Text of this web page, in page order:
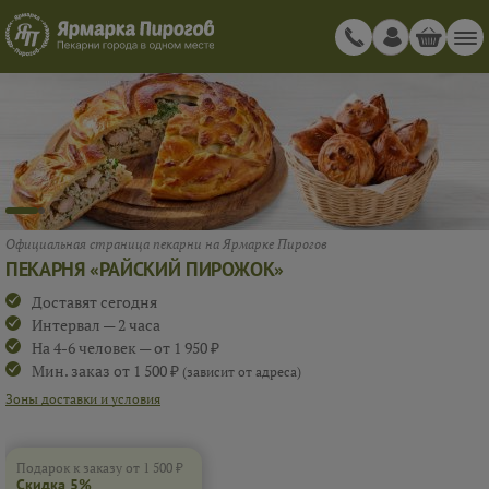
ПЕКАРНЯ «РАЙСКИЙ ПИРОЖОК»
Официальная страница пекарни на Ярмарке Пирогов
Доставят сегодня
Интервал — 2 часа
На 4-6 человек — от 1 950 ₽
Мин. заказ от 1 500 ₽ (зависит от адреса)
Зоны доставки и условия
Подарок к заказу от 1 500 ₽
Скидка 5%